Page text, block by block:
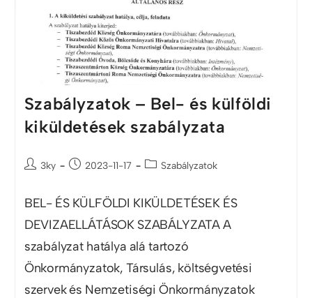
Szabályzatok – Bel- és külföldi
kiküldetések szabályzata
3ky 2023-11-17 Szabályzatok
BEL- ÉS KÜLFÖLDI KIKÜLDETÉSEK ÉS
DEVIZAELLÁTÁSOK SZABÁLYZATA A
szabályzat hatálya alá tartozó
Önkormányzatok, Társulás, költségvetési
szervek és Nemzetiségi Önkormányzatok